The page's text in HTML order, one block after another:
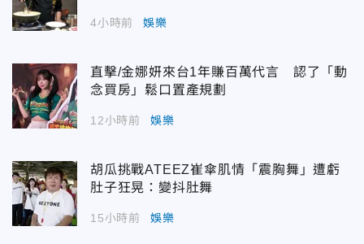
4小時前 娛樂
直擊/金娜妍來台1年賺百萬代言 認了「動
念買房」鬆口置產規劃
12小時前 娛樂
胡瓜挑戰ATEEZ崔傘肌情「震胸舞」遭虧
肚子狂晃：變抖肚舞
15小時前 娛樂